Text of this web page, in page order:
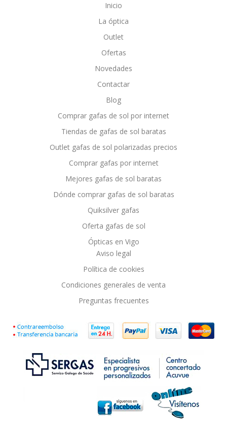
Inicio
La óptica
Outlet
Ofertas
Novedades
Contactar
Blog
Comprar gafas de sol por internet
Tiendas de gafas de sol baratas
Outlet gafas de sol polarizadas precios
Comprar gafas por internet
Mejores gafas de sol baratas
Dónde comprar gafas de sol baratas
Quiksilver gafas
Oferta gafas de sol
Ópticas en Vigo
Aviso legal
Política de cookies
Condiciones generales de venta
Preguntas frecuentes